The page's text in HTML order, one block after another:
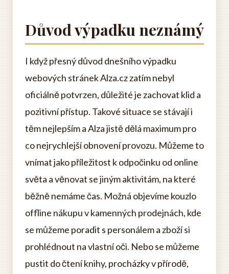
Důvod výpadku neznámý
I když přesný důvod dnešního výpadku
webových stránek Alza.cz zatím nebyl
oficiálně potvrzen, důležité je zachovat klid a
pozitivní přístup. Takové situace se stávají i
těm nejlepším a Alza jistě dělá maximum pro
co nejrychlejší obnovení provozu. Můžeme to
vnímat jako příležitost k odpočinku od online
světa a věnovat se jiným aktivitám, na které
běžně nemáme čas. Možná objevíme kouzlo
offline nákupu v kamenných prodejnách, kde
se můžeme poradit s personálem a zboží si
prohlédnout na vlastní oči. Nebo se můžeme
pustit do čtení knihy, procházky v přírodě,